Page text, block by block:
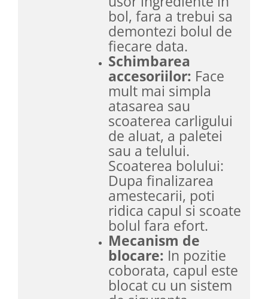
bol, fara a trebui sa
demontezi bolul de
fiecare data.
Schimbarea
accesoriilor: Face
mult mai simpla
atasarea sau
scoaterea carligului
de aluat, a paletei
sau a telului.
Scoaterea bolului:
Dupa finalizarea
amestecarii, poti
ridica capul si scoate
bolul fara efort.
Mecanism de
blocare: In pozitie
coborata, capul este
blocat cu un sistem